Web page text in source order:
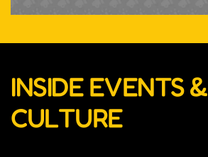
INSIDE EVENTS &
CULTURE